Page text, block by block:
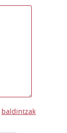
baldintzak